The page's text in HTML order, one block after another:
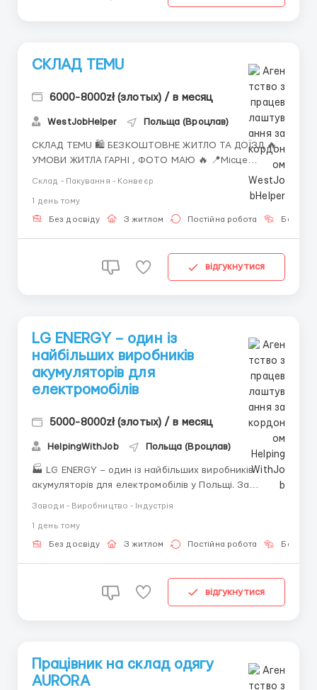
СКЛАД TEMU
6000-8000zł (злотых) / в месяц
WestJobHelper Польща (Вроцлав)
СКЛАД TEMU 🛍️ БЕЗКОШТОВНЕ ЖИТЛО ТА ДОЇЗД 🔥
УМОВИ ЖИТЛА ГАРНІ , ФОТО МАЮ 🔥 📍Місце
роботи: Bielany Wrocławskie (10 км від м.Wrocław) 📍
Місце проживання: околиця м.Wrocław 📑Договір :
umowa zlecenie За детальною інформацією
звертайтесь за номером або пишіть +380 (93) 638-
Склад - Пакування - Конвеєр
1 день тому
Без досвіду З житлом Постійна робота Без
відгукнутися
LG ENERGY – один із
найбільших виробників
акумуляторів для
електромобілів
5000-8000zł (злотых) / в месяц
HelpingWithJob Польща (Вроцлав)
🏭 LG ENERGY – один із найбільших виробників
акумуляторів для електромобілів у Польщі. За
детальною інформацією звертайтесь за номером
Telegram ✔️Багато годин ✔️Безкоштовне житло
✔️Безкоштовний доїзд 📍 Місце роботи: Biskupice
Заводи - Виробництво - Індустрія
1 день тому
Без досвіду З житлом Постійна робота Без
відгукнутися
Працівник на склад одягу
AURORA